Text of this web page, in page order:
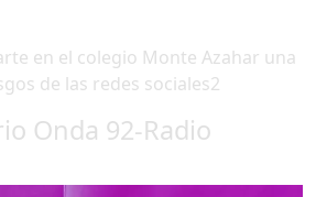
en el colegio Monte Azahar una
de las redes sociales2
Onda 92-Radio